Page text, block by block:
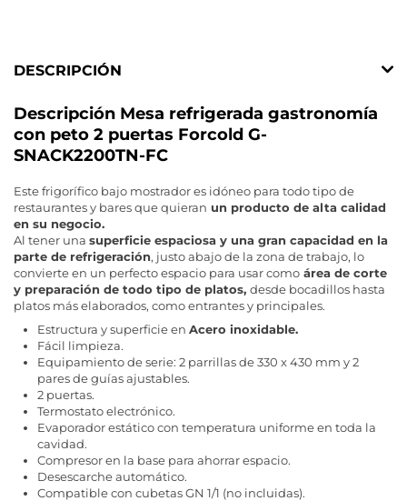
DESCRIPCIÓN
Descripción Mesa refrigerada gastronomía
con peto 2 puertas Forcold G-
SNACK2200TN-FC
Este frigorífico bajo mostrador es idóneo para todo tipo de
restaurantes y bares que quieran un producto de alta calidad
en su negocio.
Al tener una superficie espaciosa y una gran capacidad en la
parte de refrigeración, justo abajo de la zona de trabajo, lo
convierte en un perfecto espacio para usar como área de corte
y preparación de todo tipo de platos, desde bocadillos hasta
platos más elaborados, como entrantes y principales.
Estructura y superficie en Acero inoxidable.
Fácil limpieza.
Equipamiento de serie: 2 parrillas de 330 x 430 mm y 2
pares de guías ajustables.
2 puertas.
Termostato electrónico.
Evaporador estático con temperatura uniforme en toda la
cavidad.
Compresor en la base para ahorrar espacio.
Desescarche automático.
Compatible con cubetas GN 1/1 (no incluidas).